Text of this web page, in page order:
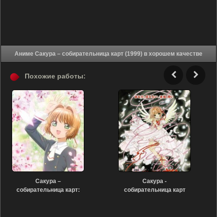
Аниме Сакура – собирательница карт (1999) в хорошем качестве
Похожие работы:
Сакура –
собирательница карт:
Сакура -
собирательница карт